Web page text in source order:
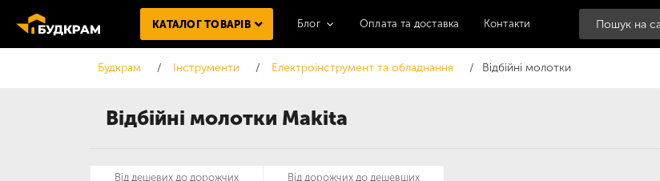
Відбійні молотки Makita
КАТАЛОГ ТОВАРІВ Блог Оплата та доставка Контакти
Будкрам Інструменти Електроінструмент та обладнання Відбійні молотки
Від дешевих до дорожчих Від дорожчих до дешевших